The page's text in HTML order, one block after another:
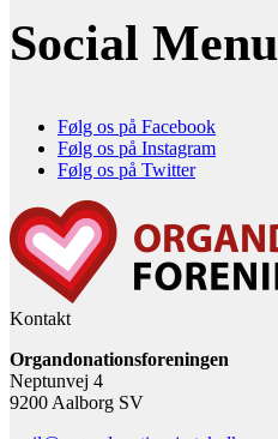
Social Menu
Følg os på Facebook
Følg os på Instagram
Følg os på Twitter
Kontakt
Organdonationsforeningen
Neptunvej 4
9200 Aalborg SV